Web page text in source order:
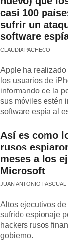
casi 100
sufrir un
software
CLAUDIA PACHECO
Apple ha
los usuarios de
informando de la
sus móviles estén
software espía al
Así es como
rusos
meses a los
Microsoft
JUAN ANTONIO PASCUAL
Altos ejecutivos de
sufrido espionaje
hackers rusos
gobierno.